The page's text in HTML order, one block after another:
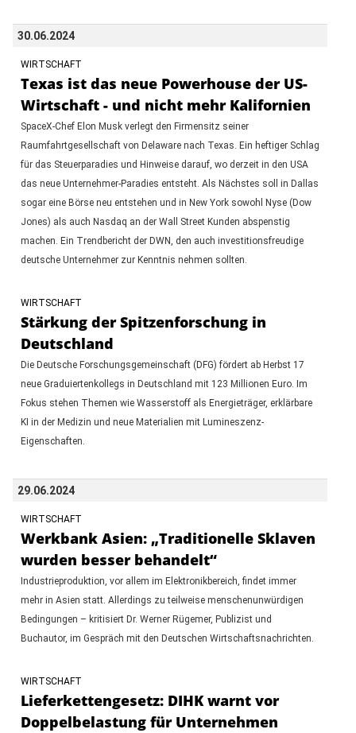
30.06.2024
WIRTSCHAFT
Texas ist das neue Powerhouse der US-
Wirtschaft - und nicht mehr Kalifornien
SpaceX-Chef Elon Musk verlegt den Firmensitz seiner
Raumfahrtgesellschaft von Delaware nach Texas. Ein heftiger Schlag
für das Steuerparadies und Hinweise darauf, wo derzeit in den USA
das neue Unternehmer-Paradies entsteht. Als Nächstes soll in Dallas
sogar eine Börse neu entstehen und in New York sowohl Nyse (Dow
Jones) als auch Nasdaq an der Wall Street Kunden abspenstig
machen. Ein Trendbericht der DWN, den auch investitionsfreudige
deutsche Unternehmer zur Kenntnis nehmen sollten.
WIRTSCHAFT
Stärkung der Spitzenforschung in
Deutschland
Die Deutsche Forschungsgemeinschaft (DFG) fördert ab Herbst 17
neue Graduiertenkollegs in Deutschland mit 123 Millionen Euro. Im
Fokus stehen Themen wie Wasserstoff als Energieträger, erklärbare
KI in der Medizin und neue Materialien mit Lumineszenz-
Eigenschaften.
29.06.2024
WIRTSCHAFT
Werkbank Asien: „Traditionelle Sklaven
wurden besser behandelt“
Industrieproduktion, vor allem im Elektronikbereich, findet immer
mehr in Asien statt. Allerdings zu teilweise menschenunwürdigen
Bedingungen – kritisiert Dr. Werner Rügemer, Publizist und
Buchautor, im Gespräch mit den Deutschen Wirtschaftsnachrichten.
WIRTSCHAFT
Lieferkettengesetz: DIHK warnt vor
Doppelbelastung für Unternehmen